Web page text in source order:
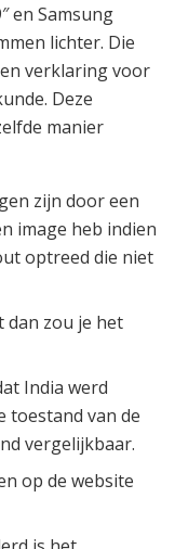
en Samsung
lichter. Die
verklaring voor
Deze
manier
zijn door een
image heb indien
optreed die niet
dan zou je het
India werd
toestand van de
vergelijkbaar.
op de website